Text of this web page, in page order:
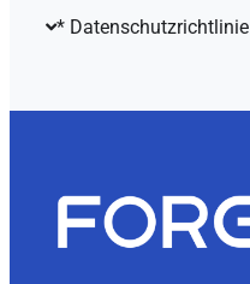
* Datenschutzrichtlinie